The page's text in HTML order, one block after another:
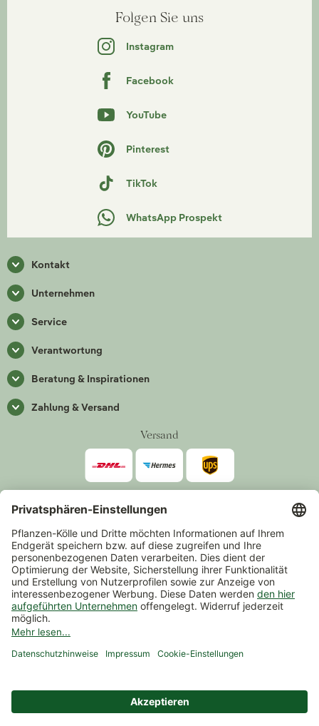
Folgen Sie uns
Instagram
Facebook
YouTube
Pinterest
TikTok
WhatsApp Prospekt
Kontakt
Unternehmen
Service
Verantwortung
Beratung & Inspirationen
Zahlung & Versand
Versand
Zahlarten
*Alle Preise inkl. gesetzlicher Mehrwertsteuer zzgl.Versand
Mindestbestellwert 14,90 €, ausgenommen sind Gutscheine und
Events.
Widerrufsrecht Datenschutz